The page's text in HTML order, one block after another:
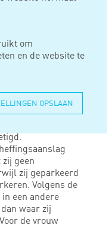
om
en de website te
OPSLAAN
en die
weer waar de
geen
zij geparkeerd
Volgens de
een andere
waar zij
de vrouw